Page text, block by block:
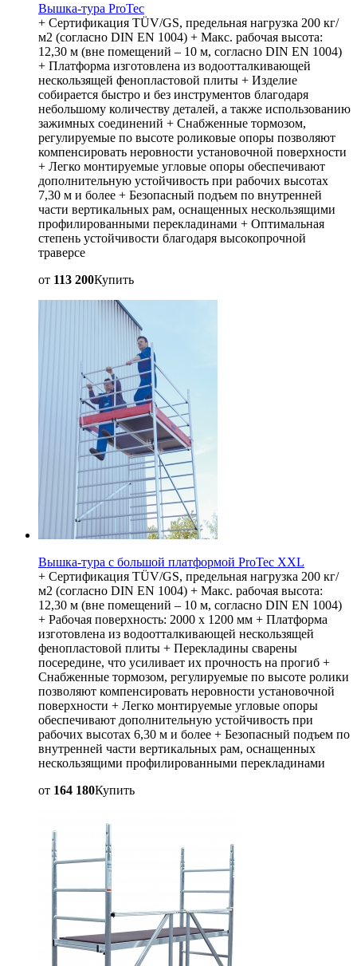
Вышка-тура ProTec
+ Сертификация TÜV/GS, предельная нагрузка 200 кг/
м2 (согласно DIN EN 1004) + Макс. рабочая высота:
12,30 м (вне помещений – 10 м, согласно DIN EN 1004)
+ Платформа изготовлена из водоотталкивающей
нескользящей фенопластовой плиты + Изделие
собирается быстро и без инструментов благодаря
небольшому количеству деталей, а также использованию
зажимных соединений + Снабженные тормозом,
регулируемые по высоте роликовые опоры позволяют
компенсировать неровности установочной поверхности
+ Легко монтируемые угловые опоры обеспечивают
дополнительную устойчивость при рабочих высотах
7,30 м и более + Безопасный подъем по внутренней
части вертикальных рам, оснащенных нескользящими
профилированными перекладинами + Оптимальная
степень устойчивости благодаря высокопрочной
траверсе
от 113 200Купить
Вышка-тура с большой платформой ProTec XXL
+ Сертификация TÜV/GS, предельная нагрузка 200 кг/
м2 (согласно DIN EN 1004) + Макс. рабочая высота:
12,30 м (вне помещений – 10 м, согласно DIN EN 1004)
+ Рабочая поверхность: 2000 х 1200 мм + Платформа
изготовлена из водоотталкивающей нескользящей
фенопластовой плиты + Перекладины сварены
посередине, что усиливает их прочность на прогиб +
Снабженные тормозом, регулируемые по высоте ролики
позволяют компенсировать неровности установочной
поверхности + Легко монтируемые угловые опоры
обеспечивают дополнительную устойчивость при
рабочих высотах 6,30 м и более + Безопасный подъем по
внутренней части вертикальных рам, оснащенных
нескользящими профилированными перекладинами
от 164 180Купить